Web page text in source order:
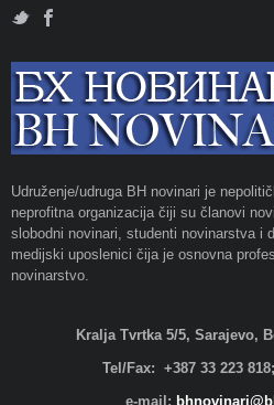
Udruženje/udruga BH novinari je
neprofitna organizacija čiji su članovi
slobodni novinari, studenti novinarstva i
medijski uposlenici čija je osnovna
novinarstvo.
Kralja Tvrtka 5/5, Sarajevo,
Tel/Fax: +387 33 223
e-mail: